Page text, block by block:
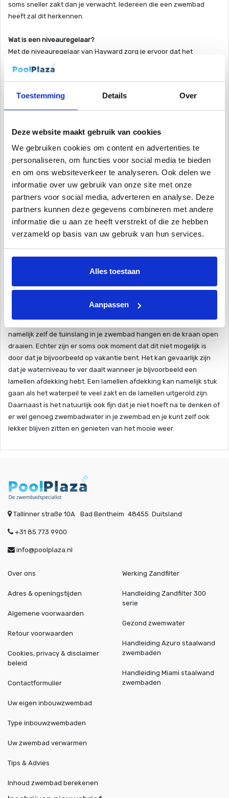
Toestemming Details Over
Deze website maakt gebruik van cookies
We gebruiken cookies om content en advertenties te
personaliseren, om functies voor social media te bieden
en om ons websiteverkeer te analyseren. Ook delen we
informatie over uw gebruik van onze site met onze
partners voor social media, adverteren en analyse. Deze
partners kunnen deze gegevens combineren met andere
informatie die u aan ze heeft verstrekt of die ze hebben
verzameld op basis van uw gebruik van hun services.
Alles toestaan
Aanpassen
soms sneller zakt dan je verwacht. Iedereen die een zwembad
heeft zal dit herkennen.
Wat is een niveauregelaar?
Met de niveauregelaar van Hayward zorg je ervoor dat het
zwembad automatisch gevuld word met water op het moment dat
de waterstand in je zwembad te laag is. Door regelmatig te
zwembad en dit zul je ook weer aan moeten vullen. Dit is een
bezigheid die telkens weer terug keert en kun je dus met de
Hoe werkt een niveauregelaar
de niveauregelaar bevind zich in een meetbak naast het zwembad.
De meetbak staat in verbinding met het zwembadwater door
bijvoorbeeld een inspuiter en wat koppelingen. Doordat dit dus in
een aparte meetbak zit naast het zwembad word de vlotter niet
beïnvloed door water schommelingen als je bijvoorbeeld in je
hierdoor een waterleiding open worden gezet waardoor het water
van de waterleiding dus weer sluiten.
In de basis zou elk zwembad zonder een automatische niveau
namelijk zelf de tuinslang in je zwembad hangen en de kraan open
draaien. Echter zijn er soms ook moment dat dit niet mogelijk is
door dat je bijvoorbeeld op vakantie bent. Het kan gevaarlijk zijn
dat je waterniveau te ver daalt wanneer je bijvoorbeeld een
lamellen afdekking hebt. Een lamellen afdekking kan namelijk stuk
gaan als het waterpeil te veel zakt en de lamellen uitgerold zijn.
Daarnaast is het natuurlijk ook fijn dat je niet hoeft na te denken of
er wel genoeg zwembadwater in je zwembad en je kunt zelf ook
lekker blijven zitten en genieten van het mooie weer.
Tallinner straße 10A Bad Bentheim 48455 Duitsland
+31 85 773 9900
info@poolplaza.nl
Over ons
Adres & openingstijden
Algemene voorwaarden
Retour voorwaarden
Cookies, privacy & disclaimer
beleid
Contactformulier
Werking Zandfilter
Handleiding Zandfilter 300
serie
Gezond zwemwater
Handleiding Azuro staalwand
zwembaden
Handleiding Miami staalwand
zwembaden
Uw eigen inbouwzwembad
Type inbouwzwembaden
Uw zwembad verwarmen
Tips & Advies
Inhoud zwembad berekenen